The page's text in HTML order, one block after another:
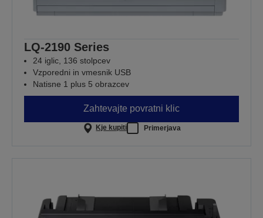
LQ-2190 Series
24 iglic, 136 stolpcev
Vzporedni in vmesnik USB
Natisne 1 plus 5 obrazcev
Zahtevajte povratni klic
Kje kupiti Primerjava